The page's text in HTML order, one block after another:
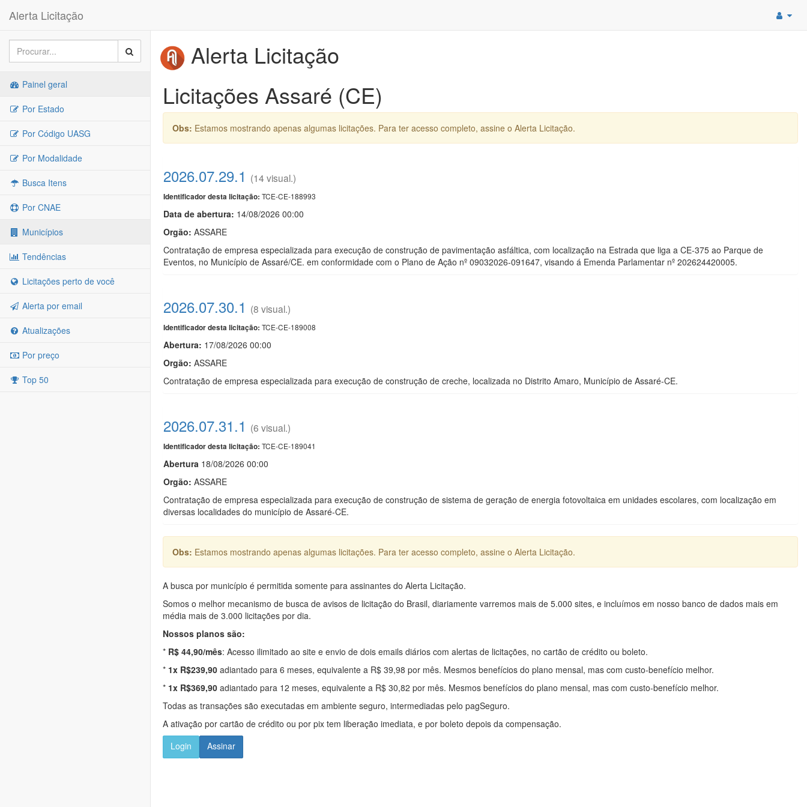
Alerta Licitação
Painel geral
Por Estado
Por Código UASG
Por Modalidade
Busca Itens
Por CNAE
Municípios
Tendências
Licitações perto de você
Alerta por email
Atualizações
Por preço
Top 50
Alerta Licitação
Licitações Assaré (CE)
Obs: Estamos mostrando apenas algumas licitações. Para ter acesso completo, assine o Alerta Licitação.
2026.07.29.1 (14 visual.)
Identificador desta licitação: TCE-CE-188993
Data de abertura: 14/08/2026 00:00
Orgão: ASSARE
Contratação de empresa especializada para execução de construção de pavimentação asfáltica, com localização na Estrada que liga a CE-375 ao Parque de
Eventos, no Município de Assaré/CE. em conformidade com o Plano de Ação nº 09032026-091647, visando á Emenda Parlamentar nº 202624420005.
2026.07.30.1 (8 visual.)
Identificador desta licitação: TCE-CE-189008
Abertura: 17/08/2026 00:00
Orgão: ASSARE
Contratação de empresa especializada para execução de construção de creche, localizada no Distrito Amaro, Município de Assaré-CE.
2026.07.31.1 (6 visual.)
Identificador desta licitação: TCE-CE-189041
Abertura 18/08/2026 00:00
Orgão: ASSARE
Contratação de empresa especializada para execução de construção de sistema de geração de energia fotovoltaica em unidades escolares, com localização em
diversas localidades do município de Assaré-CE.
Obs: Estamos mostrando apenas algumas licitações. Para ter acesso completo, assine o Alerta Licitação.
A busca por município é permitida somente para assinantes do Alerta Licitação.
Somos o melhor mecanismo de busca de avisos de licitação do Brasil, diariamente varremos mais de 5.000 sites, e incluímos em nosso banco de dados mais em
média mais de 3.000 licitações por dia.
Nossos planos são:
* R$ 44,90/mês: Acesso ilimitado ao site e envio de dois emails diários com alertas de licitações, no cartão de crédito ou boleto.
* 1x R$239,90 adiantado para 6 meses, equivalente a R$ 39,98 por mês. Mesmos benefícios do plano mensal, mas com custo-benefício melhor.
* 1x R$369,90 adiantado para 12 meses, equivalente a R$ 30,82 por mês. Mesmos benefícios do plano mensal, mas com custo-benefício melhor.
Todas as transações são executadas em ambiente seguro, intermediadas pelo pagSeguro.
A ativação por cartão de crédito ou por pix tem liberação imediata, e por boleto depois da compensação.
Login
Assinar